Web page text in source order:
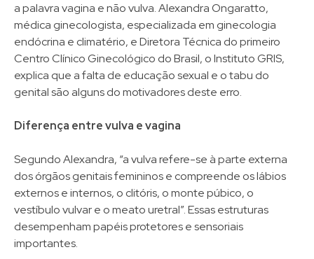
a palavra vagina e não vulva. Alexandra Ongaratto,
médica ginecologista, especializada em ginecologia
endócrina e climatério, e Diretora Técnica do primeiro
Centro Clínico Ginecológico do Brasil, o Instituto GRIS,
explica que a falta de educação sexual e o tabu do
genital são alguns do motivadores deste erro.
Diferença entre vulva e vagina
Segundo Alexandra, “a vulva refere-se à parte externa
dos órgãos genitais femininos e compreende os lábios
externos e internos, o clitóris, o monte púbico, o
vestíbulo vulvar e o meato uretral”. Essas estruturas
desempenham papéis protetores e sensoriais
importantes.